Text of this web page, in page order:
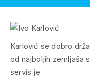
Karlović se dobro
od najboljih zemljaša
servis je